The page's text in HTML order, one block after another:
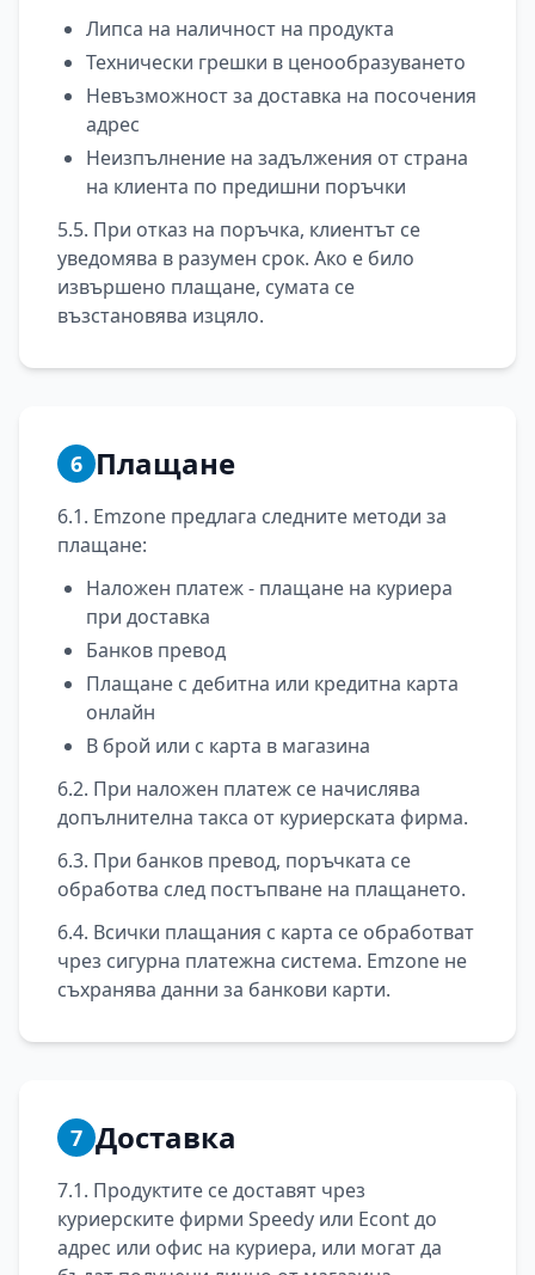
Липса на наличност на продукта
Технически грешки в ценообразуването
Невъзможност за доставка на посочения
адрес
Неизпълнение на задължения от страна
на клиента по предишни поръчки
5.5. При отказ на поръчка, клиентът се
уведомява в разумен срок. Ако е било
извършено плащане, сумата се
възстановява изцяло.
6 Плащане
6.1. Emzone предлага следните методи за
плащане:
Наложен платеж - плащане на куриера
при доставка
Банков превод
Плащане с дебитна или кредитна карта
онлайн
В брой или с карта в магазина
6.2. При наложен платеж се начислява
допълнителна такса от куриерската фирма.
6.3. При банков превод, поръчката се
обработва след постъпване на плащането.
6.4. Всички плащания с карта се обработват
чрез сигурна платежна система. Emzone не
съхранява данни за банкови карти.
7 Доставка
7.1. Продуктите се доставят чрез
куриерските фирми Speedy или Econt до
адрес или офис на куриера, или могат да